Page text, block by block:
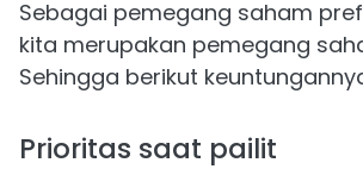
Sebagai pemegang saham
kita merupakan pemegang
Sehingga berikut
Prioritas saat pailit